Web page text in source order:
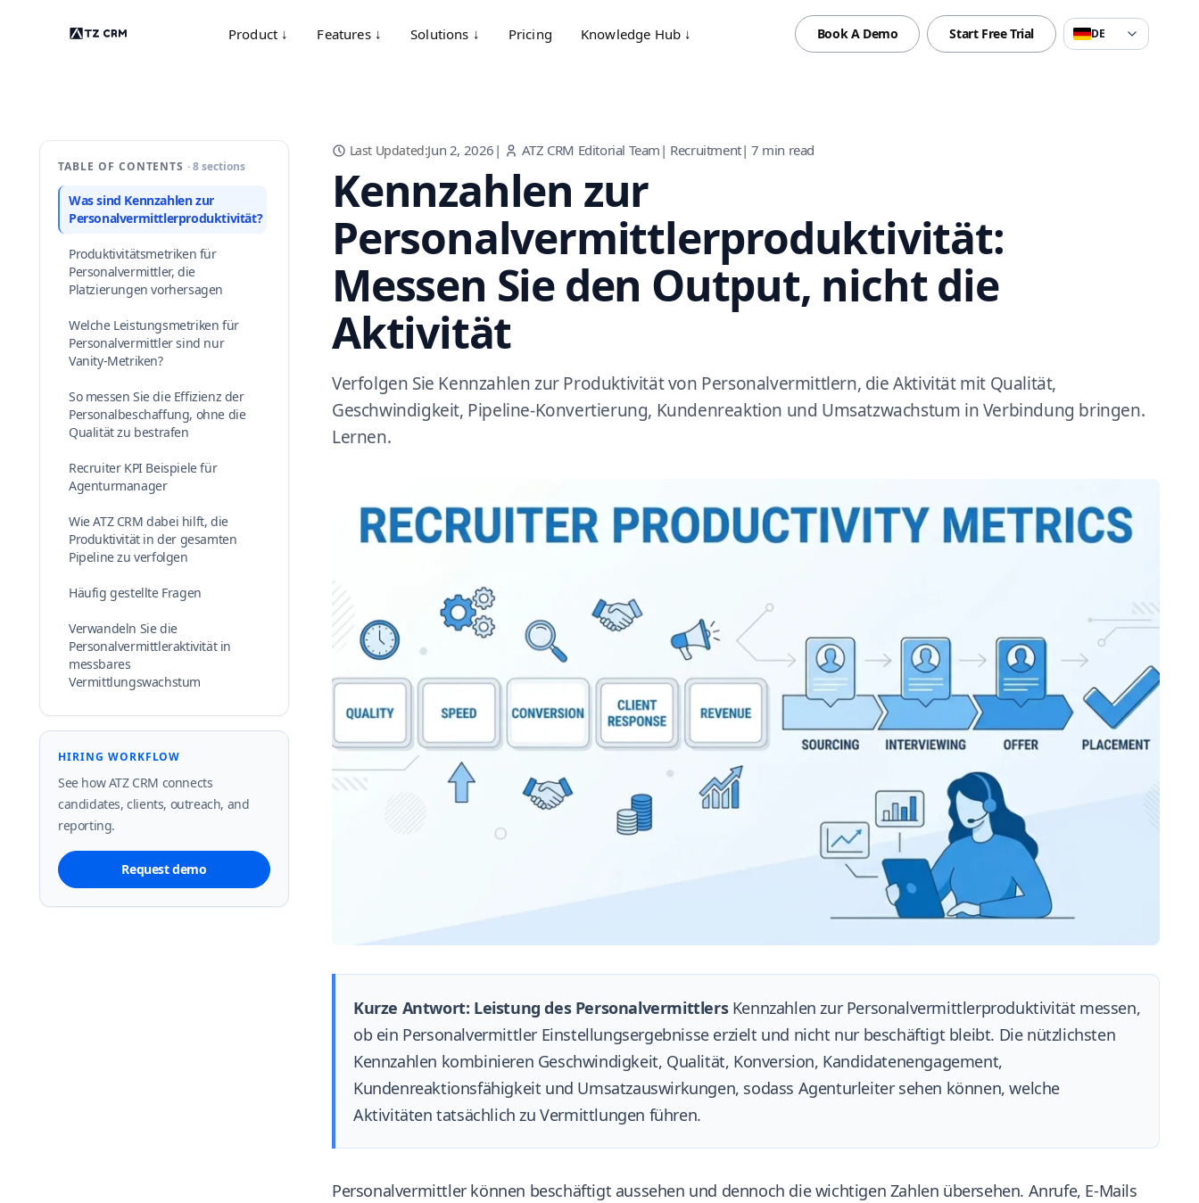
Product ↓ Features ↓ Solutions ↓ Pricing Knowledge Hub ↓ Book A Demo Start Free Trial DE
TABLE OF CONTENTS · 8 sections
Was sind Kennzahlen zur
Personalvermittlerproduktivität?
Produktivitätsmetriken für
Personalvermittler, die
Platzierungen vorhersagen
Welche Leistungsmetriken für
Personalvermittler sind nur
Vanity-Metriken?
So messen Sie die Effizienz der
Personalbeschaffung, ohne die
Qualität zu bestrafen
Recruiter KPI Beispiele für
Agenturmanager
Wie ATZ CRM dabei hilft, die
Produktivität in der gesamten
Pipeline zu verfolgen
Häufig gestellte Fragen
Verwandeln Sie die
Personalvermittleraktivität in
messbares
Vermittlungswachstum
HIRING WORKFLOW
See how ATZ CRM connects
candidates, clients, outreach, and
reporting.
Request demo
Last Updated:Jun 2, 2026 | ATZ CRM Editorial Team | Recruitment|7 min read
Kennzahlen zur
Personalvermittlerproduktivität:
Messen Sie den Output, nicht die
Aktivität
Verfolgen Sie Kennzahlen zur Produktivität von Personalvermittlern, die Aktivität mit Qualität,
Geschwindigkeit, Pipeline-Konvertierung, Kundenreaktion und Umsatzwachstum in Verbindung bringen.
Lernen.
Kurze Antwort: Leistung des PersonalvermittlersKennzahlen zur Personalvermittlerproduktivität messen,
ob ein Personalvermittler Einstellungsergebnisse erzielt und nicht nur beschäftigt bleibt. Die nützlichsten
Kennzahlen kombinieren Geschwindigkeit, Qualität, Konversion, Kandidatenengagement,
Kundenreaktionsfähigkeit und Umsatzauswirkungen, sodass Agenturleiter sehen können, welche
Aktivitäten tatsächlich zu Vermittlungen führen.
Personalvermittler können beschäftigt aussehen und dennoch die wichtigen Zahlen übersehen. Anrufe, E-Mails